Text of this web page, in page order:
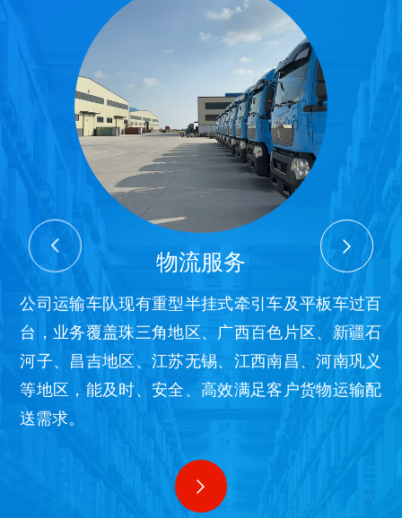
网络货运
通过大数据中心，对供应链中的物流、车流、商
流、资金流、信息流等资源进行有效整合，为参与
供应链过程的各协作方提供数字化管理服务，且保
障信息安全与透明化，帮助货主企业高效运作的同
时实现降本增效。
物流服务
公司运输车队现有重型半挂式牵引车及平板车过百
台，业务覆盖珠三角地区、广西百色片区、新疆石
河子、昌吉地区、江苏无锡、江西南昌、河南巩义
等地区，能及时、安全、高效满足客户货物运输配
送需求。
仓储服务
仓储主要品种为铝、铜、锌、锡等有色金属，以及
不锈钢、棉纱、塑料、原木等大宗原材料，全方位
提供集装箱及整车货物的验收入库、在库管理、按
指令过户或出库、期货交割等综合仓储服务。
网络货运
通过大数据中心，对供应链中的物流、车流、商
流、资金流、信息流等资源进行有效整合，为参与
供应链过程的各协作方提供数字化管理服务，且保
障信息安全与透明化，帮助货主企业高效运作的同
时实现降本增效。
物流服务
公司运输车队现有重型半挂式牵引车及平板车过百
台，业务覆盖珠三角地区、广西百色片区、新疆石
河子、昌吉地区、江苏无锡、江西南昌、河南巩义
等地区，能及时、安全、高效满足客户货物运输配
送需求。